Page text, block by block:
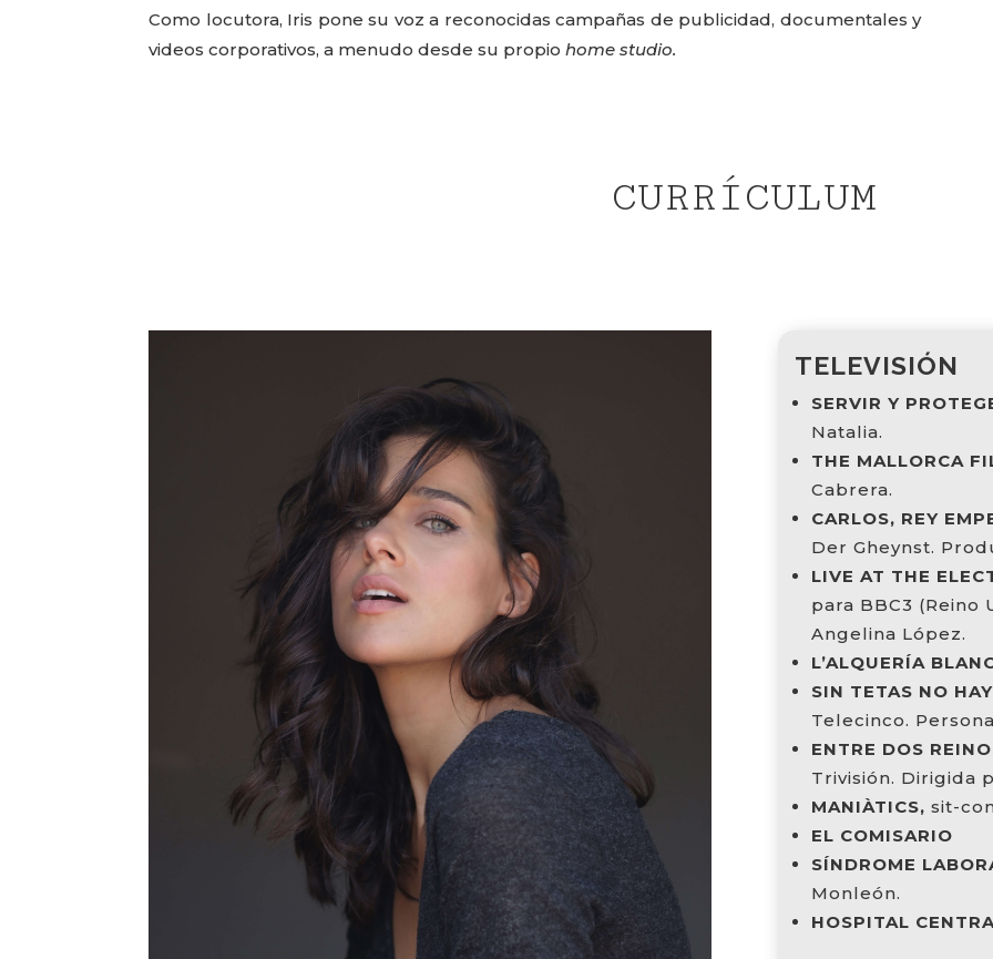
Como locutora, Iris pone su voz a reconocidas campañas de publicidad, documentales y
videos corporativos, a menudo desde su propiohome studio.
CURRÍCULUM
TELEVISIÓN
SERVIR Y
Natalia.
THE MALLORCA
Cabrera.
CARLOS, REY
Der Gheynst.
LIVE AT THE
para BBC3 (Reino
Angelina López.
L’ALQUERÍA
SIN TETAS NO
Telecinco.
ENTRE DOS
Trivisión. Dirigida
MANIÀTICS, sit-
EL COMISARIO
SÍNDROME
Monleón.
HOSPITAL